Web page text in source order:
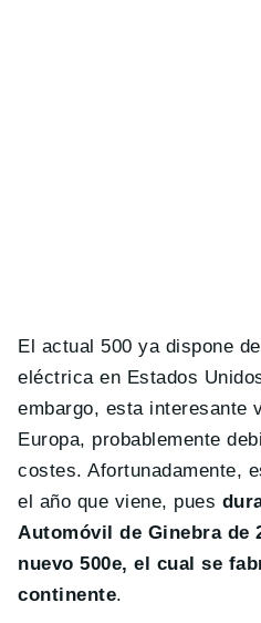
El actual 500 ya dispone
eléctrica en Estados
embargo, esta interesante
Europa, probablemente
costes. Afortunadamente,
el año que viene, pues
Automóvil de Ginebra de
nuevo 500e, el cual se
continente.